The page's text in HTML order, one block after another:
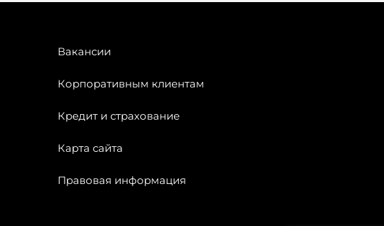
Вакансии
Корпоративным клиентам
Кредит и страхование
Карта сайта
Правовая информация